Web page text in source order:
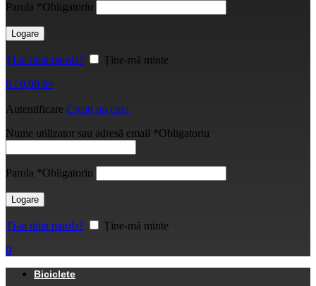
Parola *Obligatoriu
Logare
Ți-ai uitat parola?
Ține-mă minte
0 / 0,00 lei
Autentificare Creați un cont
Nume utilizator sau adresă email *Obligatoriu
Parola *Obligatoriu
Logare
Ți-ai uitat parola?
Ține-mă minte
0
Biciclete